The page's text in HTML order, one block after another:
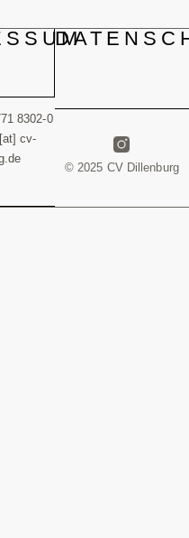
8302-0
cv-
© 2025 CV Dillenburg